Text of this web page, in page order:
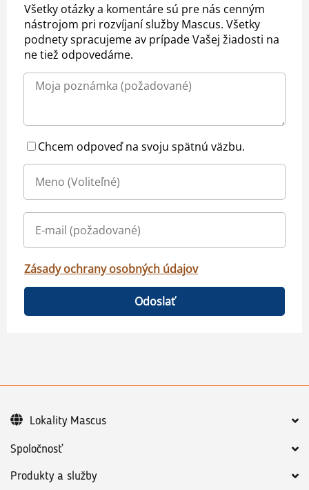
Všetky otázky a komentáre sú pre nás cenným
nástrojom pri rozvíjaní služby Mascus. Všetky
podnety spracujeme av prípade Vašej žiadosti na
ne tiež odpovedáme.
Chcem odpoveď na svoju spätnú väzbu.
Zásady ochrany osobných údajov
Odoslať
Spoločnosť
Produkty a služby
Lokality Mascus